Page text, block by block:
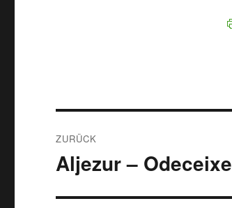
ZURÜCK
Vorheriger
Beitrag:
Aljezur – Odeceixe